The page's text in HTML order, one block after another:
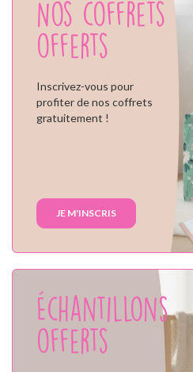
Nos coffrets
offerts
Inscrivez-vous pour
profiter de nos coffrets
gratuitement !
JE M'INSCRIS
Échantillons
offerts